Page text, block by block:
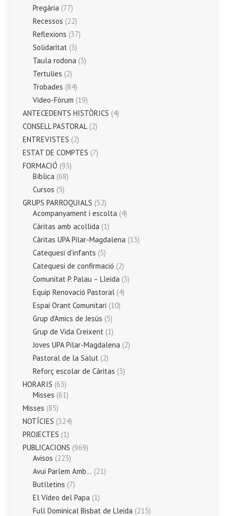
Pregària (77)
Recessos (22)
Reflexions (37)
Solidaritat (3)
Taula rodona (3)
Tertulies (2)
Trobades (84)
Vídeo-Fòrum (19)
ANTECEDENTS HISTÒRICS (4)
CONSELL PASTORAL (2)
ENTREVISTES (2)
ESTAT DE COMPTES (7)
FORMACIÓ (93)
Bíblica (68)
Cursos (5)
GRUPS PARROQUIALS (52)
Acompanyament i escolta (4)
Càritas amb acollida (1)
Càritas UPA Pilar-Magdalena (13)
Catequesi d’infants (5)
Catequesi de confirmació (2)
Comunitat P. Palau – Lleida (3)
Equip Renovació Pastoral (4)
Espai Orant Comunitari (10)
Grup d'Amics de Jesús (5)
Grup de Vida Creixent (1)
Joves UPA Pilar-Magdalena (2)
Pastoral de la Salut (2)
Reforç escolar de Càritas (3)
HORARIS (63)
Misses (61)
Misses (85)
NOTÍCIES (324)
PROJECTES (1)
PUBLICACIONS (969)
Avisos (223)
Avui Parlem Amb… (21)
Butlletins (7)
El Vídeo del Papa (1)
Full Dominical Bisbat de Lleida (215)